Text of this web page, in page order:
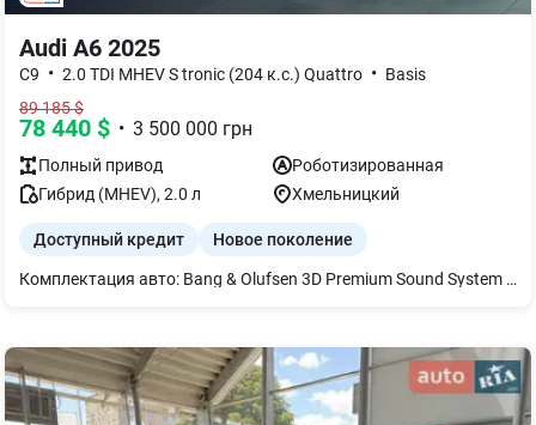
Audi A6 2025
C9 • 2.0 TDI MHEV S tronic (204 к.с.) Quattro • Basis
89 185$
78 440 $ • 3 500 000 грн
Полный привод
Роботизированная
Гибрид (MHEV), 2.0 л Хмельницкий
Доступный кредит Новое поколение
Комплектация авто: Bang & Olufsen 3D Premium Sound System MMI experience pro Тормозные суппорты красные Гарантия 4 года или 120 000 км Декор матовый шлифованный алюминий Диски 10 спиц Aero 8,5Jx19 Экстерьер пакет S line станд. Подвеска Экстерьер пакет черный Застекление от солнца Комфортный ключ с Safelock Крышка багажника с электроприводом Пакет Tech Передние сиденья с электрорегулировкой Протиугонная сигнализация Подогрев передних сидений Сервопривод закрытия дверей Сиденье водителя с функцией памяти Стекло с шумоизоляцией Фоновая подсветка pro Интерьер S, микрофибра Dinamica/кожа Audi smartphone interface Адаптивный ассистент скорости